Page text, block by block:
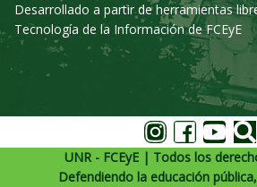
Desarrollado a partir de herramientas
Tecnología de la Información de FCEyE
UNR - FCEyE | Todos los
Defendiendo la educación